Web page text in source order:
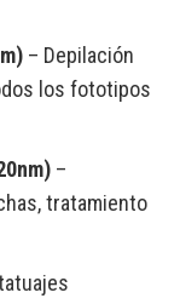
– Depilación
los fototipos
–
tratamiento